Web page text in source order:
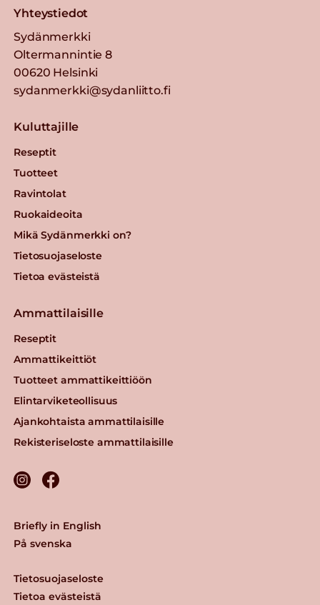
Yhteystiedot
Sydänmerkki
Oltermannintie 8
00620 Helsinki
sydanmerkki@sydanliitto.fi
Kuluttajille
Reseptit
Tuotteet
Ravintolat
Ruokaideoita
Mikä Sydänmerkki on?
Tietosuojaseloste
Tietoa evästeistä
Ammattilaisille
Reseptit
Ammattikeittiöt
Tuotteet ammattikeittiöön
Elintarviketeollisuus
Ajankohtaista ammattilaisille
Rekisteriseloste ammattilaisille
Tietosuojaseloste
Tietoa evästeistä
Briefly in English
På svenska